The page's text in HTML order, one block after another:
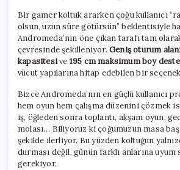
Bir gamer koltuk ararken çoğu kullanıcı
olsun, uzun süre götürsün” beklentisiyle
Andromeda’nın öne çıkan tarafı tam
çevresinde şekilleniyor. Geniş oturum
kapasitesive 195 cm maksimum boy
vücut yapılarına hitap edebilen bir
Bizce Andromeda’nın en güçlü kullanıcı
hem oyun hem çalışma düzenini çözmek
iş, öğleden sonra toplantı, akşam oyun,
molası… Biliyoruz ki çoğumuzun masa
şekilde ilerliyor. Bu yüzden koltuğun
durması değil, günün farklı anlarına uyum
gerekiyor.